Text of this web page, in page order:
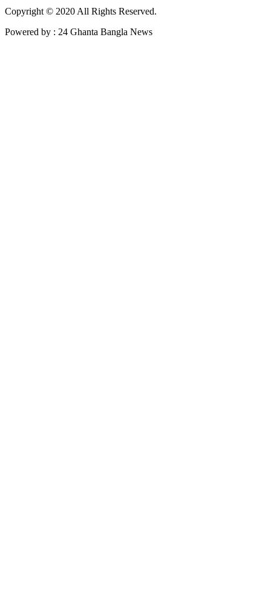
Copyright © 2020 All Rights Reserved.
Powered by : 24 Ghanta Bangla News